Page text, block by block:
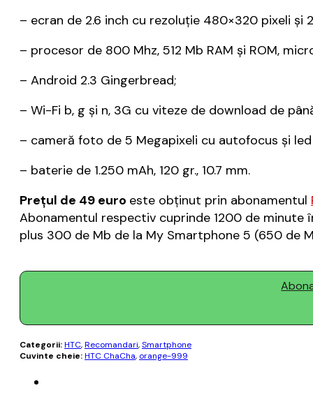
– ecran de 2.6 inch cu rezoluţie 480×320 pixeli
– procesor de 800 Mhz, 512 Mb RAM şi ROM,
– Android 2.3 Gingerbread;
– Wi-Fi b, g şi n, 3G cu viteze de download de
– cameră foto de 5 Megapixeli cu autofocus şi
– baterie de 1.250 mAh, 120 gr., 10.7 mm.
Preţul de 49 euro este obţinut prin abonamentul
Abonamentul respectiv cuprinde 1200 de
plus 300 de Mb de la My Smartphone 5 (650 de
Categorii:HTC,Recomandari,Smartphone
Cuvinte cheie:HTC ChaCha, orange-999